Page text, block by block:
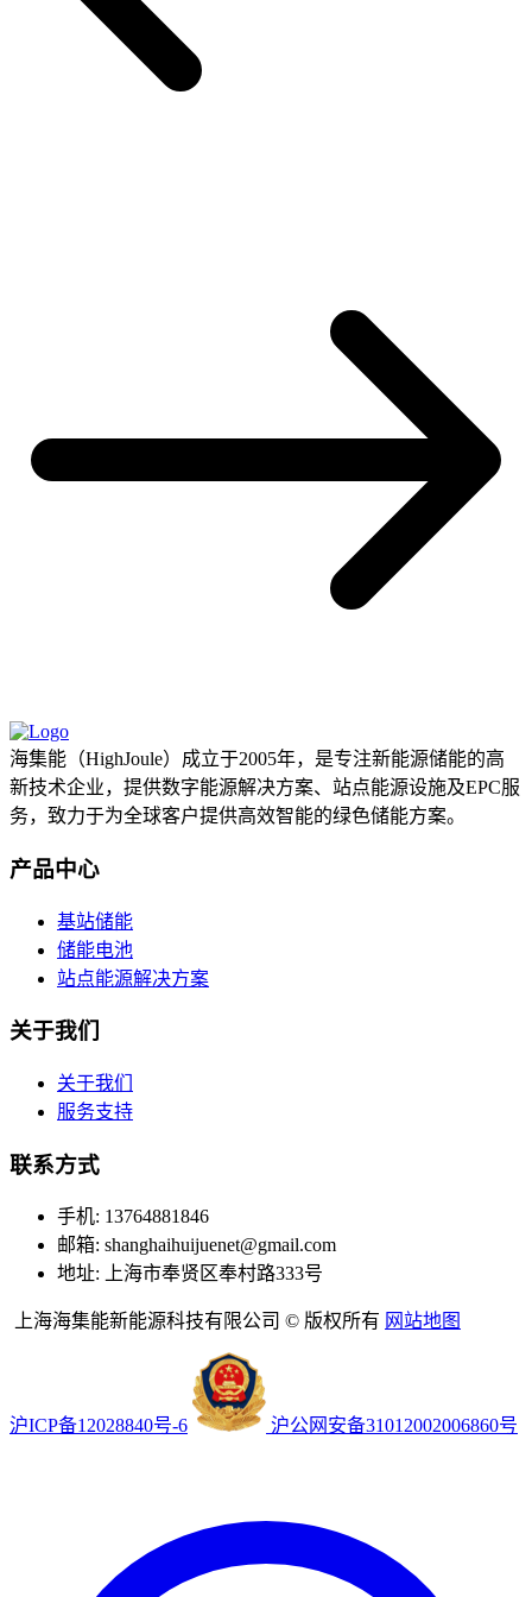
海集能（HighJoule）成立于2005年，是专注新能源储能的高
新技术企业，提供数字能源解决方案、站点能源设施及EPC服
务，致力于为全球客户提供高效智能的绿色储能方案。
产品中心
基站储能
储能电池
站点能源解决方案
关于我们
关于我们
服务支持
联系方式
手机: 13764881846
邮箱: shanghaihuijuenet@gmail.com
地址: 上海市奉贤区奉村路333号
上海海集能新能源科技有限公司 © 版权所有 网站地图
沪ICP备12028840号-6 沪公网安备31012002006860号